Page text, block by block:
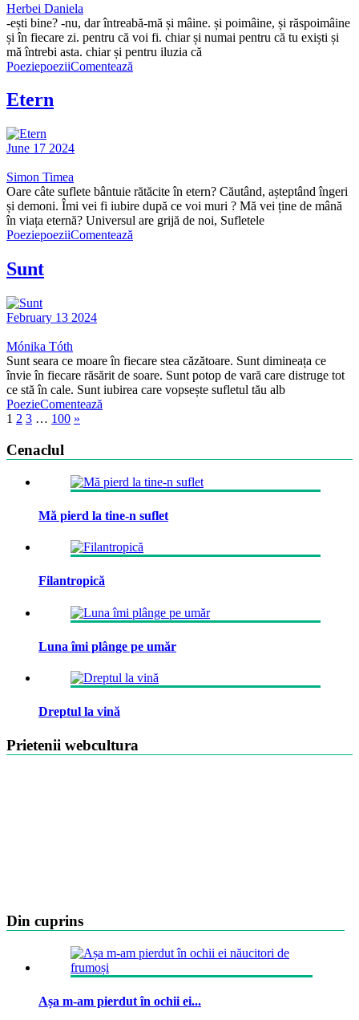
Herbei Daniela
-ești bine? -nu, dar întreabă-mă și mâine. și poimâine, și răspoimâine
și în fiecare zi. pentru că voi fi. chiar și numai pentru că tu exiști și
mă întrebi asta. chiar și pentru iluzia că
PoeziepoeziiComentează
Etern
June 17 2024
Simon Timea
Oare câte suflete bântuie rătăcite în etern? Căutând, așteptând îngeri
și demoni. Îmi vei fi iubire după ce voi muri ? Mă vei ține de mână
în viața eternă? Universul are grijă de noi, Sufletele
PoeziepoeziiComentează
Sunt
February 13 2024
Mónika Tóth
Sunt seara ce moare în fiecare stea căzătoare. Sunt dimineața ce
învie în fiecare răsărit de soare. Sunt potop de vară care distruge tot
ce stă în cale. Sunt iubirea care vopsește sufletul tău alb
PoezieComentează
1 2 3 … 100 »
Cenaclul
Mă pierd la tine-n suflet
Filantropică
Luna îmi plânge pe umăr
Dreptul la vină
Prietenii webcultura
Din cuprins
Așa m-am pierdut în ochii ei...